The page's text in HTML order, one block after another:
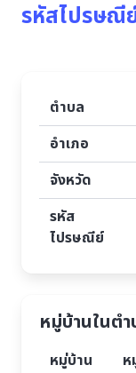
รหัสไปรษณี
ตำบล
อำเภอ
จังหวัด
รหัส
ไปรษณีย์
หมู่บ้านในตำ
หมู่บ้าน ห